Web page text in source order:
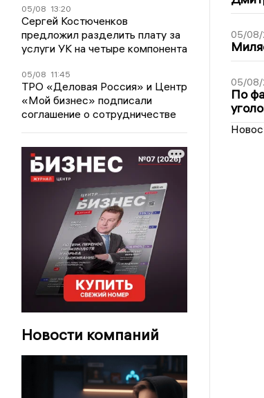
05/08 13:20
Сергей Костюченков
предложил разделить плату за
услуги УК на четыре компонента
05/08 11:45
ТРО «Деловая Россия» и Центр
«Мой бизнес» подписали
соглашение о сотрудничестве
Новости компаний
05/08/
05/08/
По